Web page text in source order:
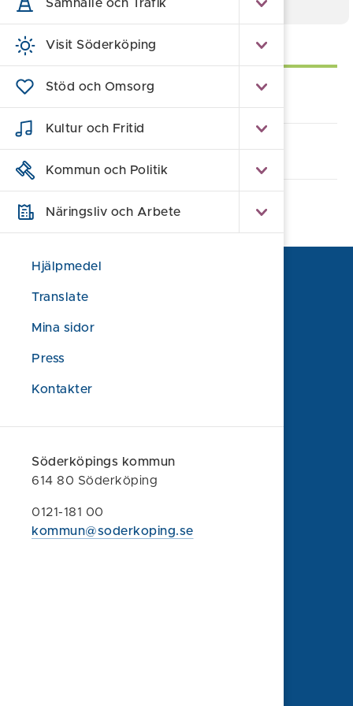
Samhälle och Trafik
Visit Söderköping
Stöd och Omsorg
Kultur och Fritid
Kommun och Politik
Näringsliv och Arbete
Hjälpmedel
Translate
Mina sidor
Press
Kontakter
Söderköpings kommun
614 80 Söderköping
0121-181 00
kommun@soderkoping.se
Självservice
Lämna synpunkt/klagomål
Alla e-tjänster och blanketter
Söderköpings kommun
0121-181 00